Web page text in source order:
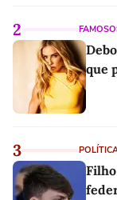
2
que
3